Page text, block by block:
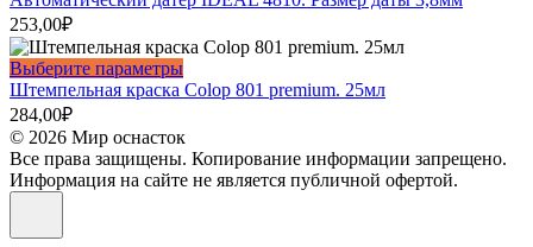
выбрать
странице
товара.
несколько
вариаций.
Опции
можно
на
странице
товара.
253,00₽
Выберите параметрыЭтот
товар
несколько
вариаций.
Опции
Штемпельная краска Colop 801 premium. 25мл
284,00₽
© 2026 Мир оснасток
Все права защищены. Копирование информации запрещено.
Информация на сайте не является публичной офертой.